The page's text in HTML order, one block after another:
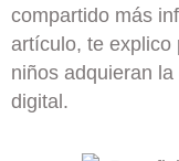
compartido más
artículo, te explico
niños adquieran
digital.